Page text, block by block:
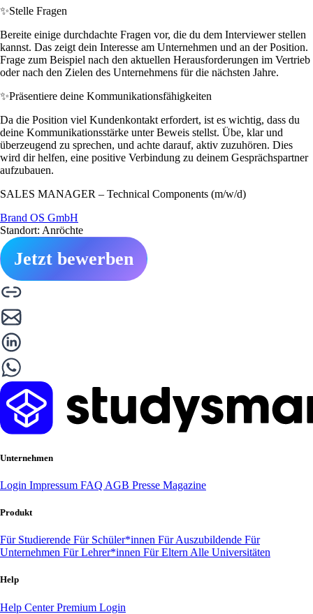
✨Stelle Fragen
Bereite einige durchdachte Fragen vor, die du dem Interviewer stellen
kannst. Das zeigt dein Interesse am Unternehmen und an der Position.
Frage zum Beispiel nach den aktuellen Herausforderungen im Vertrieb
oder nach den Zielen des Unternehmens für die nächsten Jahre.
✨Präsentiere deine Kommunikationsfähigkeiten
Da die Position viel Kundenkontakt erfordert, ist es wichtig, dass du
deine Kommunikationsstärke unter Beweis stellst. Übe, klar und
überzeugend zu sprechen, und achte darauf, aktiv zuzuhören. Dies
wird dir helfen, eine positive Verbindung zu deinem Gesprächspartner
aufzubauen.
SALES MANAGER – Technical Components (m/w/d)
Brand OS GmbH
Standort: Anröchte
Jetzt bewerben
Unternehmen
Login Impressum FAQ AGB Presse Magazine
Produkt
Für Studierende Für Schüler*innen Für Auszubildende Für
Unternehmen Für Lehrer*innen Für Eltern Alle Universitäten
Help
Help CenterPremium Login